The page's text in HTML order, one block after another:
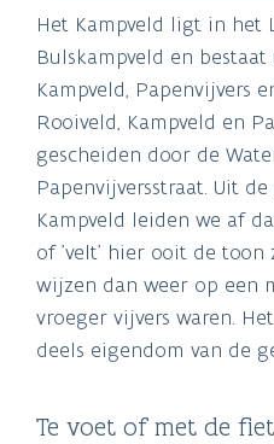
Het Kampveld ligt in het
Bulskampveld en
Kampveld, Papenvijvers
Rooiveld, Kampveld en
gescheiden door de
Papenvijversstraat. Uit
Kampveld leiden we af
of 'velt' hier ooit de toon
wijzen dan weer op een
vroeger vijvers waren.
deels eigendom van de
Te voet of met de